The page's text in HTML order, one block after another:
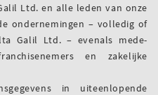
Ltd. en alle leden van onze
ondernemingen – volledig of
Galil Ltd. – evenals mede-
en zakelijke
in uiteenlopende